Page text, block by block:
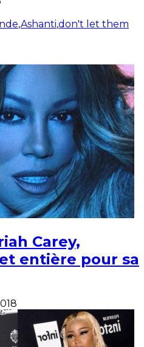
,Ashanti,don't let them
Carey,
entière pour sa